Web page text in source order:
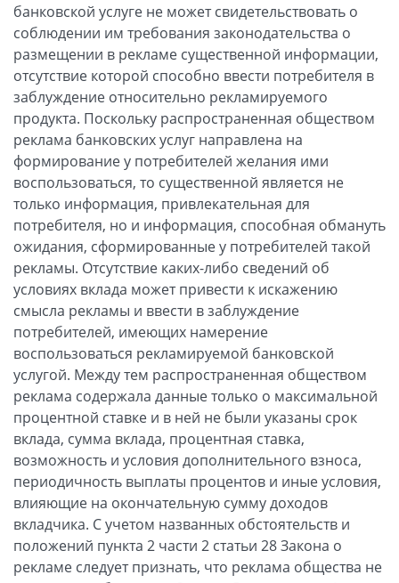
банковской услуге не может свидетельствовать о
соблюдении им требования законодательства о
размещении в рекламе существенной информации,
отсутствие которой способно ввести потребителя в
заблуждение относительно рекламируемого
продукта. Поскольку распространенная обществом
реклама банковских услуг направлена на
формирование у потребителей желания ими
воспользоваться, то существенной является не
только информация, привлекательная для
потребителя, но и информация, способная обмануть
ожидания, сформированные у потребителей такой
рекламы. Отсутствие каких-либо сведений об
условиях вклада может привести к искажению
смысла рекламы и ввести в заблуждение
потребителей, имеющих намерение
воспользоваться рекламируемой банковской
услугой. Между тем распространенная обществом
реклама содержала данные только о максимальной
процентной ставке и в ней не были указаны срок
вклада, сумма вклада, процентная ставка,
возможность и условия дополнительного взноса,
периодичность выплаты процентов и иные условия,
влияющие на окончательную сумму доходов
вкладчика. С учетом названных обстоятельств и
положений пункта 2 части 2 статьи 28 Закона о
рекламе следует признать, что реклама общества не